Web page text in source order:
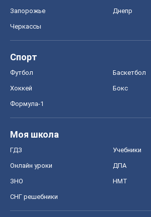
Запорожье Днепр
Черкассы
Спорт
Футбол Баскетбол
Хоккей Бокс
Формула-1
Моя школа
ГДЗ Учебники
Онлайн уроки ДПА
ЗНО НМТ
СНГ решебники